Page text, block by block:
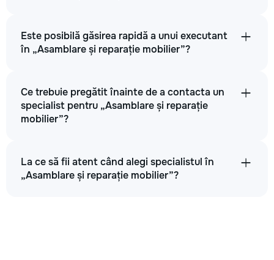
Este posibilă găsirea rapidă a unui executant
în „Asamblare și reparație mobilier”?
Ce trebuie pregătit înainte de a contacta un
specialist pentru „Asamblare și reparație
mobilier”?
La ce să fii atent când alegi specialistul în
„Asamblare și reparație mobilier”?